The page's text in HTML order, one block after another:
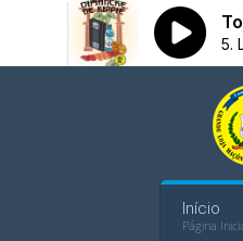
Início
Página